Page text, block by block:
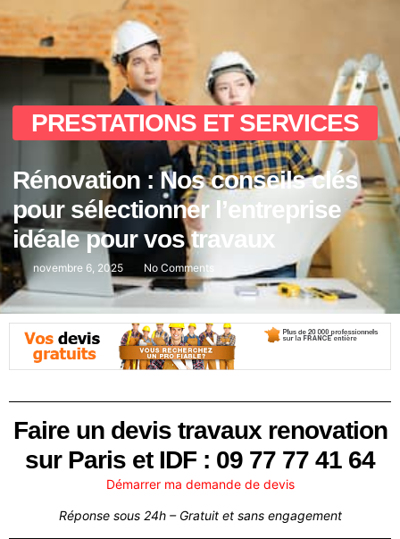
PRESTATIONS ET SERVICES
Rénovation : Nos conseils clés
pour sélectionner l’entreprise
idéale pour vos travaux
novembre 6, 2025 No Comments
Faire un devis travaux renovation
sur Paris et IDF : 09 77 77 41 64
Démarrer ma demande de devis
Réponse sous 24h – Gratuit et sans engagement